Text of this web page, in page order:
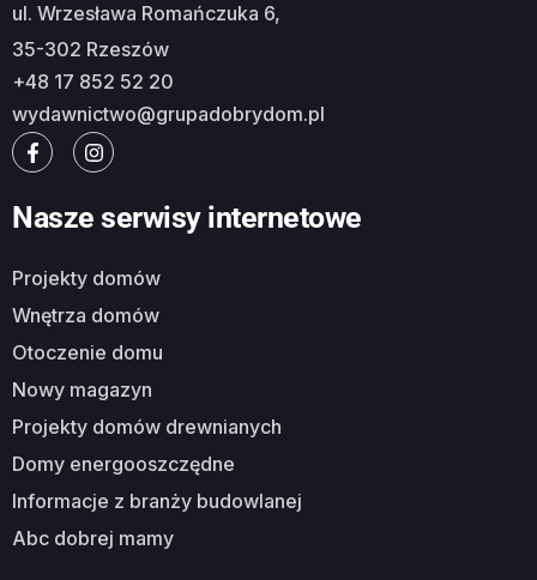
ul. Wrzesława Romańczuka 6,
35-302 Rzeszów
+48 17 852 52 20
wydawnictwo@grupadobrydom.pl
Nasze serwisy internetowe
Projekty domów
Wnętrza domów
Otoczenie domu
Nowy magazyn
Projekty domów drewnianych
Domy energooszczędne
Informacje z branży budowlanej
Abc dobrej mamy